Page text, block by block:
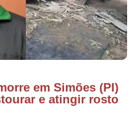
em Simões (PI)
e atingir rosto